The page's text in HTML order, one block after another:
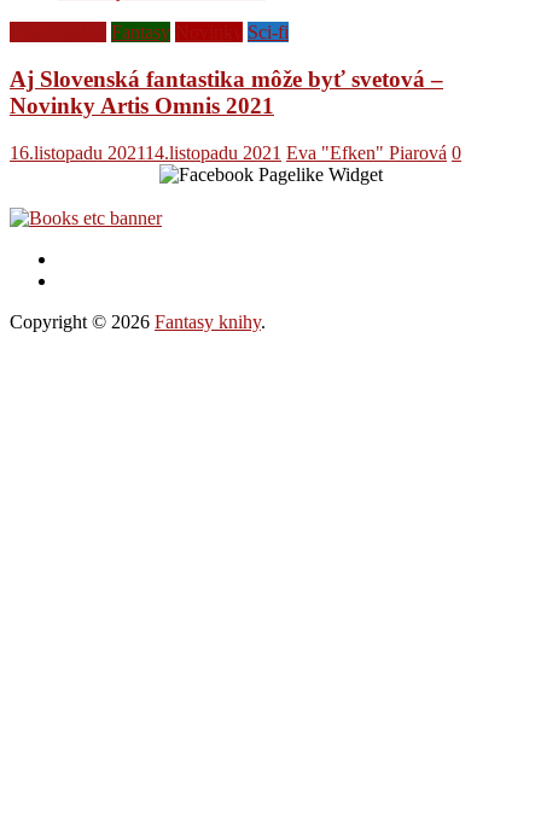
Fantasy Sci-fi
Aj Slovenská fantastika môže byť svetová –
Novinky Artis Omnis 2021
16.listopadu 202114.listopadu 2021 Eva "Efken" Piarová 0
Copyright © 2026 Fantasy knihy.